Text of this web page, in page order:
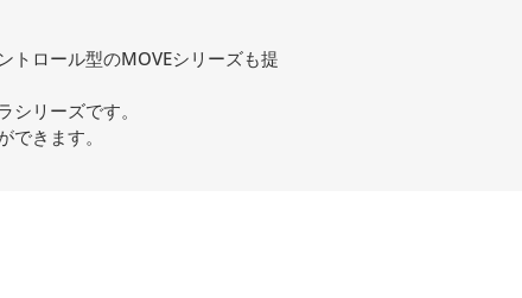
トロール型のMOVEシリーズも提
リーズです。
きます。